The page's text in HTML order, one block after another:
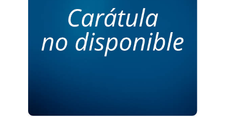
POLÍTICA DE MANEJO DE INFORMACIÓN Y DATOS
PERSONALES DE CORPORACIÓN INTERUNIVERSITARIA DE
SERVICIO